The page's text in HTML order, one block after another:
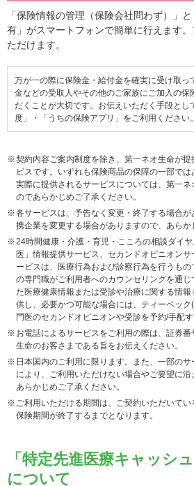
「保険情報の管理（保険会社問わず）」
有」がスマートフォンで簡単に行えます
ただけます。
万が一の際に保険金・給付金を確実に受け取っ
金などの受取人やその他のご家族にご加入の保
だくことが大切です。お伝えいただく手段とし
度」・「うちの保険アプリ」をご利用ください。
契約内容ご案内制度を除き、第一ネオ生命が
ビスです。いずれも保険商品の保障の一部で
実際に提供されるサービスについては、第一
のであらかじめご了承ください。
各サービスは、予告なく変更・終了する場合
携企業を変更する場合がありますので、あらか
24時間健康・介護・育児・こころの相談ダイ
医」情報提供サービス、セカンドオピニオン
ービスは、医療行為および診察行為を行うも
の専門職がご利用者へのカウンセリングを通
た医療健康情報または受診や治療に関する情
供し、必要かつ可能な場合には、ティーペッ
門医のセカンドオピニオンや受診を予約/手配す
お電話によるサービスをご利用の際は、証券
生命のお客さまである旨をお伝えください。
日本国内のご利用に限ります。また、一部の
により、ご利用いただけない場合やご要望に沿
あらかじめご了承ください。
ご利用いただける期間は、ご契約いただいて
保険期間が終了するまでとなります。
「特定先進医療キャッシ
について